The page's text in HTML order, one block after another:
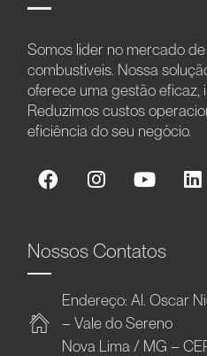
Somos líder no mercado
combustíveis. Nossa
oferece uma gestão eficaz,
Reduzimos custos
eficiência do seu negócio.
Nossos Contatos
Endereço: Al. Oscar
– Vale do Sereno
Nova Lima / MG –